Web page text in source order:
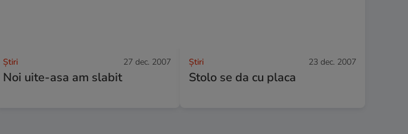
Ştiri 27 dec. 2007
Noi uite-asa am slabit
Ştiri 23 dec. 2007
Stolo se da cu placa